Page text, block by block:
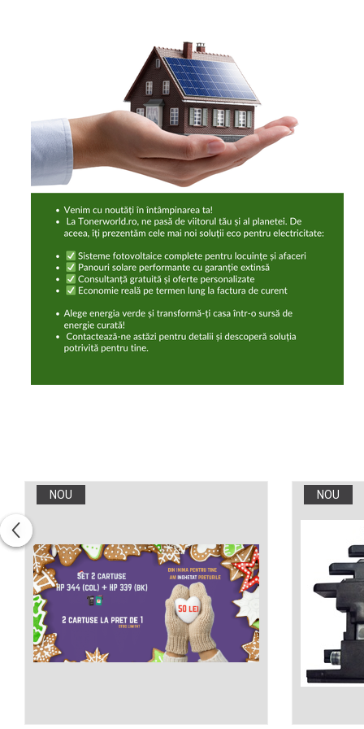
despre controversa privind
imprimarea armelor de foc
Karst Stone Paper – hârtie
ecologică făcută din piatră
Diferența dintre
imprimantele inkjet și laser.
Ce să alegi?
TOP 5 cele mai rentabile
imprimante moderne
Cum să-ți îmbunătățești
mnemonice eficiente
bazate pe descoperiri
Viitorul cărților – e-bookuri
și cărți fizice – ce ne
promit tehnologiile
moderne?
5 metode pentru a-ți
începe diminețile într-un
– Noi perspective de
petrece timpul în mod
productiv
Care sunt cele mai bune
branduri de imprimante și
de ce?
5 site-uri pe care să le
folosești la imprimarea
fotografiilor
Recomandări pentru a
alege o imprimantă bună
Înlocuirea, în siguranță, a
folosesc imprimantele
NOU NOU